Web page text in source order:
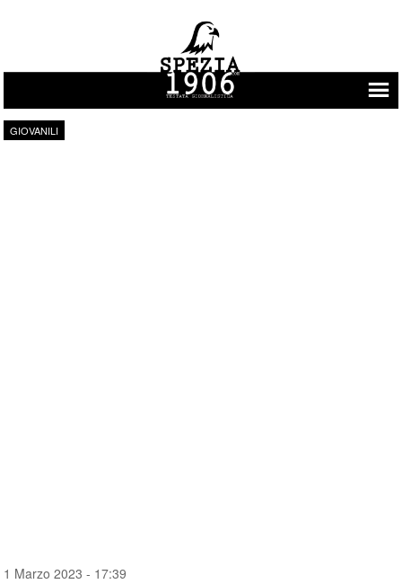
Vai al contenuto
GIOVANILI
1 Marzo 2023 - 17:39